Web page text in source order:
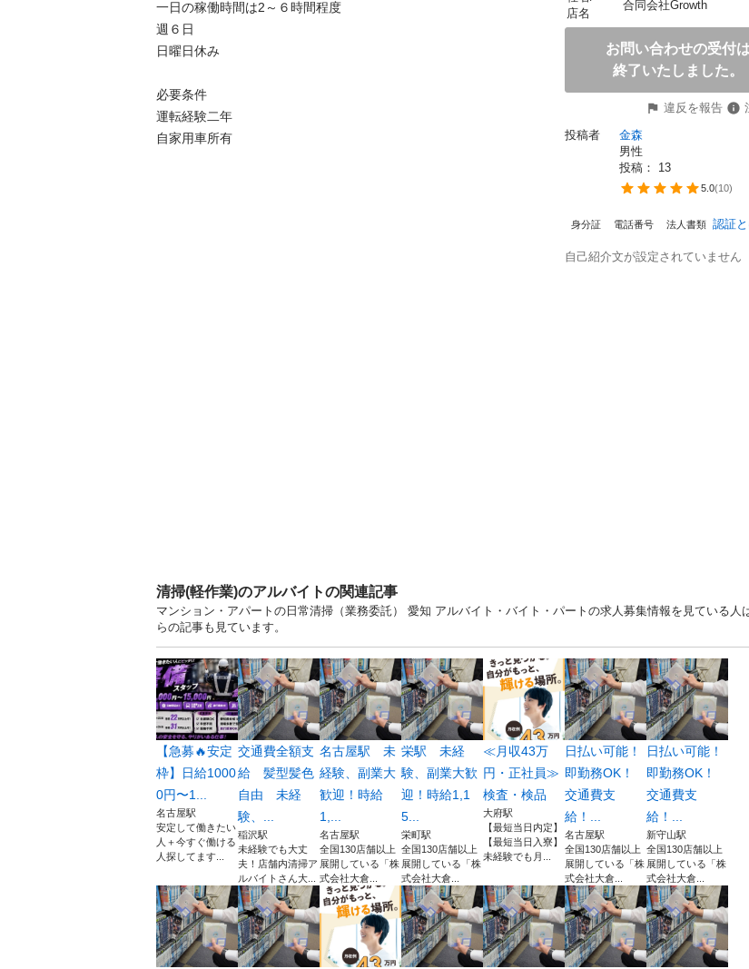
一日の稼働時間は2～６時間程度
週６日
日曜日休み
必要条件
運転経験二年
自家用車所有
店名
合同会社Growth
お問い合わせの受付は
終了いたしました。
違反を報告
投稿者
金森
男性
投稿： 13
5.0(10)
身分証 電話番号 法人書類 認証
自己紹介文が設定されていません
清掃(軽作業)のアルバイトの関連記事
マンション・アパートの日常清掃（業務委託） 愛知 アルバイト・バイト・パートの求人募集情報を見ている人
らの記事も見ています。
【急募🔥安定
枠】日給1000
0円〜1...
名古屋駅
安定して働きたい
人＋今すぐ働ける
人探してます...
交通費全額支
給 髪型髪色
自由 未経
験、...
稲沢駅
未経験でも大丈
夫！店舗内清掃ア
ルバイトさん大...
名古屋駅 未
経験、副業大
歓迎！時給
1,...
名古屋駅
全国130店舗以上
展開している「株
式会社大倉...
栄駅 未経
験、副業大歓
迎！時給1,1
5...
栄町駅
全国130店舗以上
展開している「株
式会社大倉...
≪月収43万
円・正社員≫
検査・検品
大府駅
【最短当日内定】
【最短当日入寮】
未経験でも月...
日払い可能！
即勤務OK！
交通費支
給！...
名古屋駅
全国130店舗以上
展開している「株
式会社大倉...
日払い可能！
即勤務OK！
交通費支
給！...
新守山駅
全国130店舗以上
展開している「株
式会社大倉...